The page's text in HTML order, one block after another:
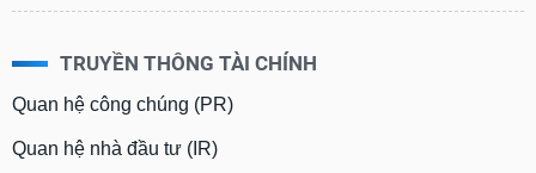
TRUYỀN THÔNG TÀI CHÍNH
Quan hệ công chúng (PR)
Quan hệ nhà đầu tư (IR)